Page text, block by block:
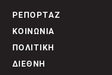
ΡΕΠΟΡΤΑΖ
ΚΟΙΝΩΝΙΑ
ΠΟΛΙΤΙΚΗ
ΔΙΕΘΝΗ